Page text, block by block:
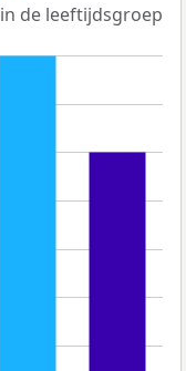
de leeftijdsgroep